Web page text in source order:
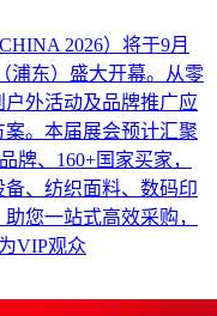
2026）将于9月
浦东）盛大开幕。从零
外活动及品牌推广应
。本届展会预计汇聚
牌、160+国家买家，
、纺织面料、数码印
您一站式高效采购，
VIP观众